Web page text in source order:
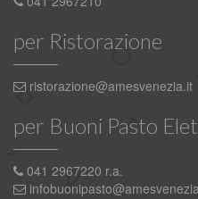
per Ristorazione
ristorazione@amesvenezia.it
per Buoni Pasto
041 2967220 r.a.